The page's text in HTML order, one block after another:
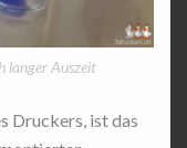
langer Auszeit
Druckers, ist das